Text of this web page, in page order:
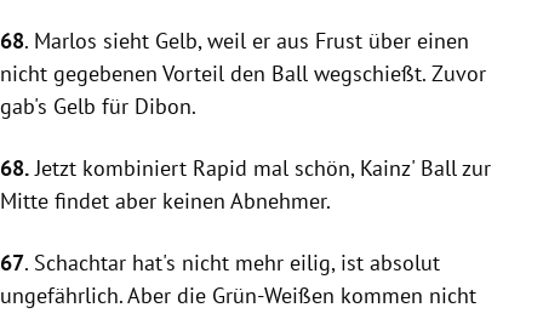
68. Marlos sieht Gelb, weil er aus Frust über einen
nicht gegebenen Vorteil den Ball wegschießt. Zuvor
gab's Gelb für Dibon.
68.Jetzt kombiniert Rapid mal schön, Kainz' Ball zur
Mitte findet aber keinen Abnehmer.
67. Schachtar hat's nicht mehr eilig, ist absolut
ungefährlich. Aber die Grün-Weißen kommen nicht